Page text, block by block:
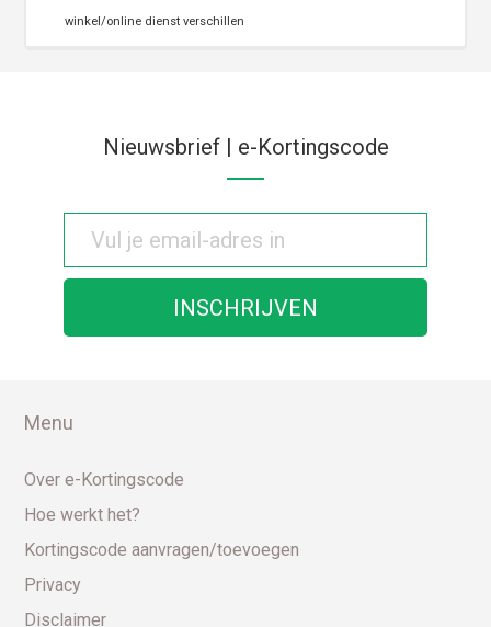
winkel/online dienst verschillen
Nieuwsbrief | e-Kortingscode
Menu
Over e-Kortingscode
Hoe werkt het?
Kortingscode aanvragen/toevoegen
Privacy
Disclaimer